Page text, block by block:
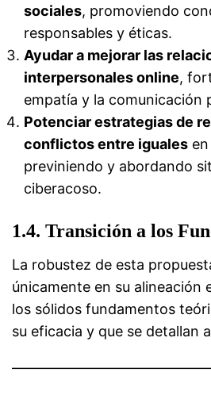
sociales, promoviendo
responsables y éticas.
Ayudar a mejorar las
interpersonales online,
empatía y la comunicación
Potenciar estrategias de
conflictos entre iguales
previniendo y abordando
ciberacoso.
1.4. Transición a los
La robustez de esta
únicamente en su alineación
los sólidos fundamentos
su eficacia y que se detallan